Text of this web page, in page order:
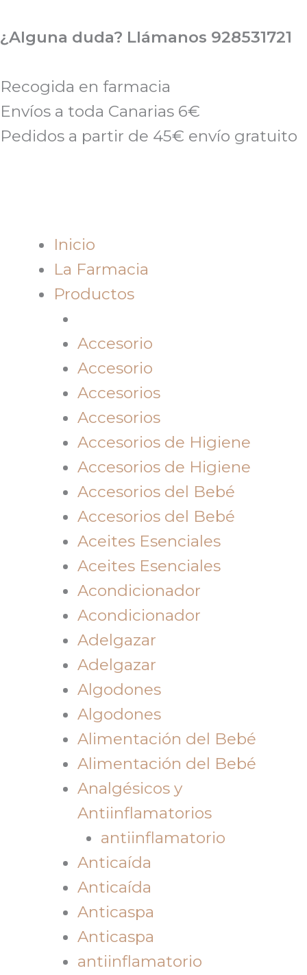
al
¿Alguna duda? Llámanos 928531721
Recogida en farmacia
Envíos a toda Canarias 6€
Pedidos a partir de 45€ envío gratuito
Inicio
La Farmacia
Productos
Accesorio
Accesorio
Accesorios
Accesorios
Accesorios de Higiene
Accesorios de Higiene
Accesorios del Bebé
Accesorios del Bebé
Aceites Esenciales
Aceites Esenciales
Acondicionador
Acondicionador
Adelgazar
Adelgazar
Algodones
Algodones
Alimentación del Bebé
Alimentación del Bebé
Analgésicos y
Antiinflamatorios
antiinflamatorio
Anticaída
Anticaída
Anticaspa
Anticaspa
antiinflamatorio